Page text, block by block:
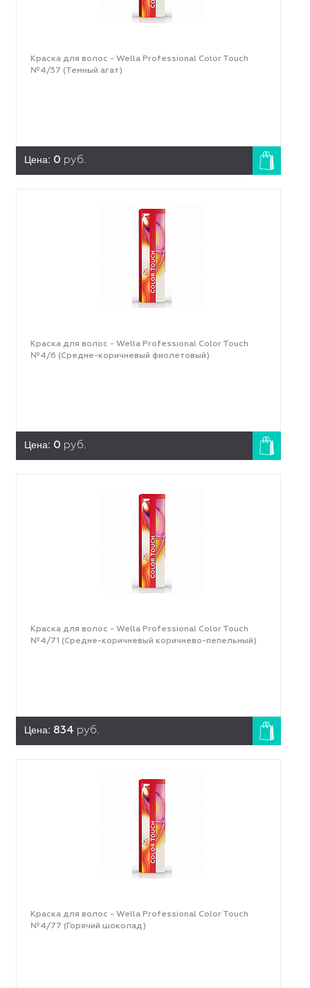
Краска для волос - Wella Professional Color Touch
№4/57 (Темный агат)
Цена: 0 руб.
Краска для волос - Wella Professional Color Touch
№4/6 (Средне-коричневый фиолетовый)
Цена: 0 руб.
Краска для волос - Wella Professional Color Touch
№4/71 (Средне-коричневый коричнево-пепельный)
Цена: 834 руб.
Краска для волос - Wella Professional Color Touch
№4/77 (Горячий шоколад)